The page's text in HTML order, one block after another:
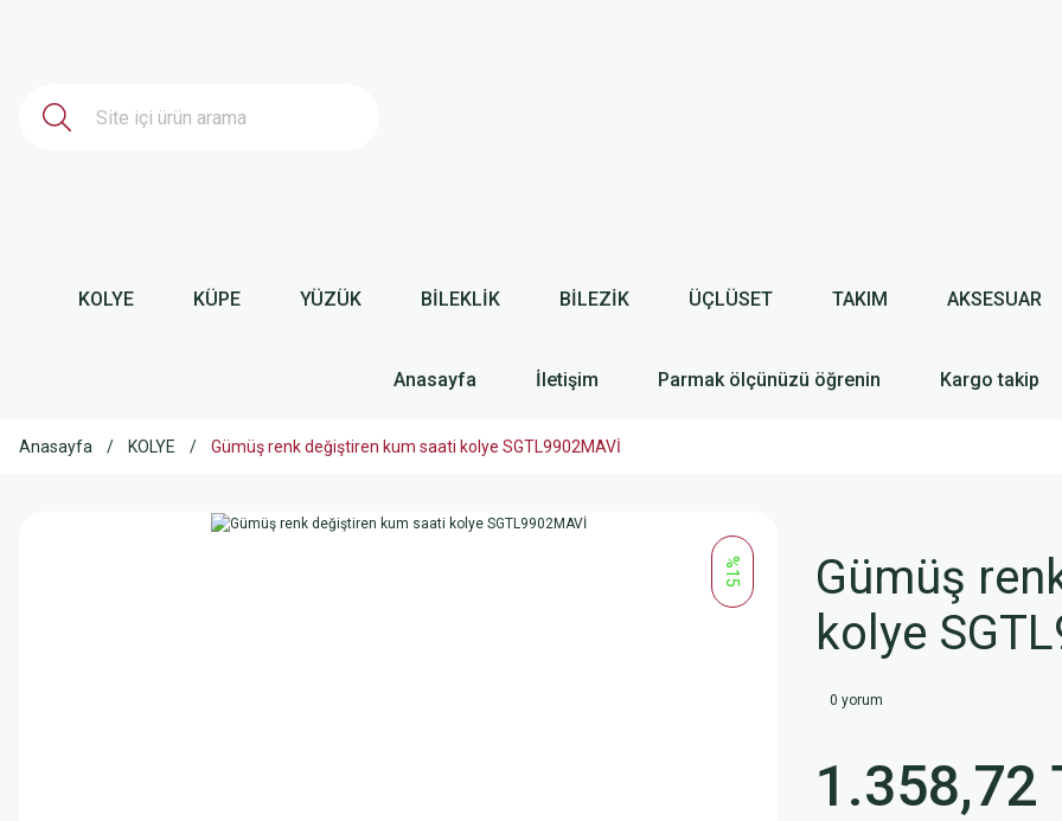
KOLYE KÜPE YÜZÜK BİLEKLİK BİLEZİK ÜÇLÜSET TAKIM AKSESUAR
Anasayfa İletişim Parmak ölçünüzü öğrenin Kargo takip
Anasayfa KOLYE Gümüş renk değiştiren kum saati kolye SGTL9902MAVİ
%15
Gümüş
kolye
0 yorum
1.358,72